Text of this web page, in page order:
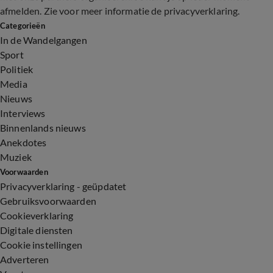
afmelden. Zie voor meer informatie de privacyverklaring.
Categorieën
In de Wandelgangen
Sport
Politiek
Media
Nieuws
Interviews
Binnenlands nieuws
Anekdotes
Muziek
Voorwaarden
Privacyverklaring - geüpdatet
Gebruiksvoorwaarden
Cookieverklaring
Digitale diensten
Cookie instellingen
Adverteren